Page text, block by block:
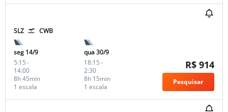
SLZ CWB
seg 14/9
5:15-
14:00
1 escala
8h 45min
qua 30/9
18:15-
2:30
1 escala
8h 15min
R$ 914
Pesquisar